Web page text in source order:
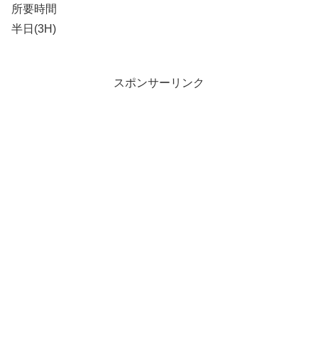
所要時間
半日(3H)
スポンサーリンク